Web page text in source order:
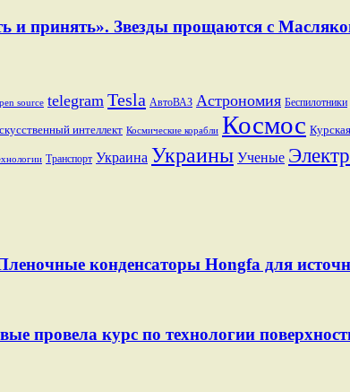
и принять». Звезды прощаются с
source telegram Tesla АвтоВАЗ Астрономия Беспилотники
интеллект Космические корабли Космос
Транспорт Украина Украины Ученые
конденсаторы Hongfa для
провела курс по технологии